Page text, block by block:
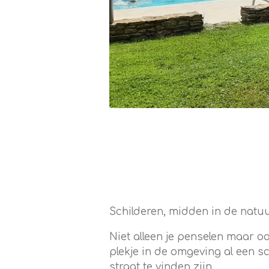
Schilderen, midden in de
Niet alleen je penselen maar
plekje in de omgeving al een